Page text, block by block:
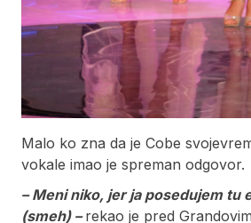
Malo ko zna da je Cobe
vokale imao je spreman odgovor.
– Meni niko, jer ja posedujem tu
(smeh) –rekao je pred